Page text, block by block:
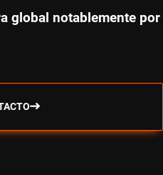
global notablemente por